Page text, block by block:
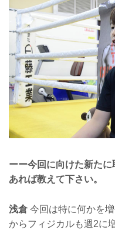
ーー今回に向けた新た
あれば教えて下さい。
浅倉今回は特に何かを
からフィジカルも週2に